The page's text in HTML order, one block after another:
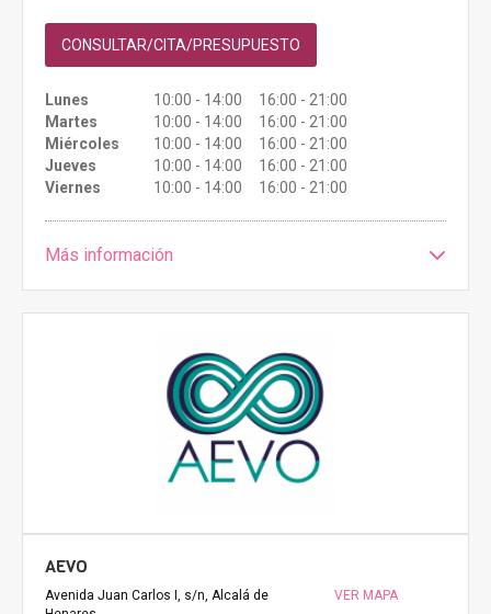
CONSULTAR/CITA/PRESUPUESTO
Lunes
10:00 - 14:00 16:00 - 21:00
Martes
10:00 - 14:00 16:00 - 21:00
Miércoles
10:00 - 14:00 16:00 - 21:00
Jueves
10:00 - 14:00 16:00 - 21:00
Viernes
10:00 - 14:00 16:00 - 21:00
Más información
AEVO
Avenida Juan Carlos I, s/n, Alcalá de
VER MAPA